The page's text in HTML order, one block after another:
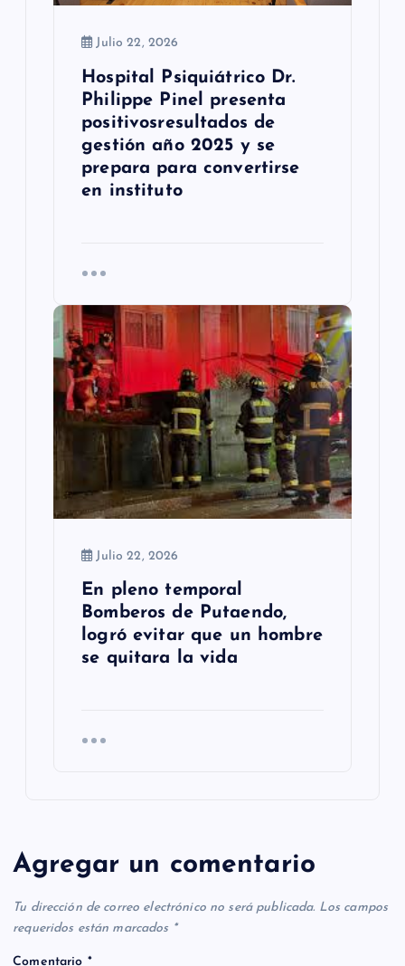
Julio 22, 2026
Hospital Psiquiátrico Dr.
Philippe Pinel presenta
positivosresultados de
gestión año 2025 y se
prepara para convertirse
en instituto
Julio 22, 2026
En pleno temporal
Bomberos de Putaendo,
logró evitar que un hombre
se quitara la vida
Agregar un comentario
Tu dirección de correo electrónico no será publicada. Los campos
requeridos están marcados *
Comentario *